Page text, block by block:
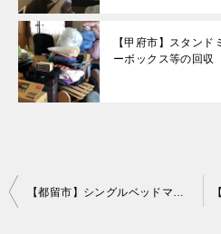
【甲府市】スタン
ーボックス等の回収
投
【都留市】シングルベッドマットレスの回収・処分ご依頼 お客様の声